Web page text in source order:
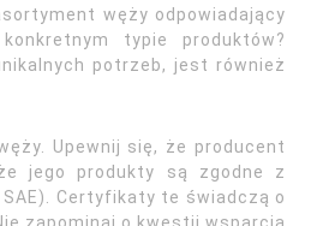
węży odpowiadający
typie produktów?
potrzeb, jest również
Upewnij się, że producent
jego produkty są zgodne z
Certyfikaty te świadczą o